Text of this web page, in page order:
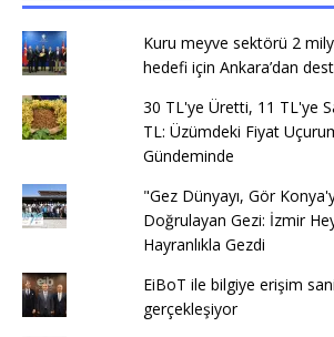
Kuru meyve sektörü 2
hedefi için Ankara’dan
30 TL'ye Üretti, 11 TL'ye
TL: Üzümdeki Fiyat
Gündeminde
"Gez Dünyayı, Gör
Doğrulayan Gezi: İzmir
Hayranlıkla Gezdi
EiBoT ile bilgiye erişim
gerçekleşiyor